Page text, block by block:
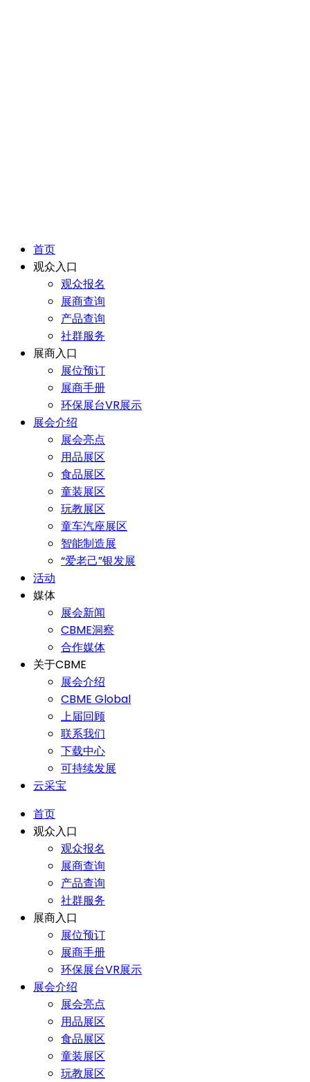
首页
观众入口
观众报名
展商查询
产品查询
社群服务
展商入口
展位预订
展商手册
环保展台VR展示
展会介绍
展会亮点
用品展区
食品展区
童装展区
玩教展区
童车汽座展区
智能制造展
“爱老己”银发展
活动
媒体
展会新闻
CBME洞察
合作媒体
关于CBME
展会介绍
CBME Global
上届回顾
联系我们
下载中心
可持续发展
云采宝
首页
观众入口
观众报名
展商查询
产品查询
社群服务
展商入口
展位预订
展商手册
环保展台VR展示
展会介绍
展会亮点
用品展区
食品展区
童装展区
玩教展区